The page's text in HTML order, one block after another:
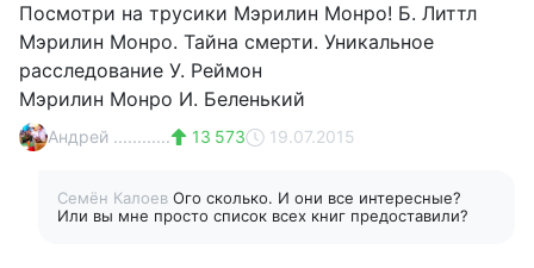
Посмотри на трусики Мэрилин Монро! Б. Литтл
Мэрилин Монро. Тайна смерти. Уникальное
расследование У. Реймон
Мэрилин Монро И. Беленький
Андрей ............ 13 573 19.07.2015
Семён Калоев Ого сколько. И они все интересные?
Или вы мне просто список всех книг предоставили?